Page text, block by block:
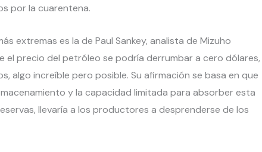
por la cuarentena.
extremas es la de Paul Sankey, analista de Mizuho
el precio del petróleo se podría derrumbar a cero dólares,
algo increíble pero posible. Su afirmación se basa en que
y la capacidad limitada para absorber esta
llevaría a los productores a desprenderse de los